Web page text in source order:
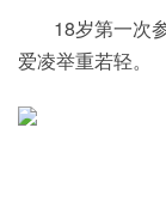
18岁第一次
爱凌举重若轻。